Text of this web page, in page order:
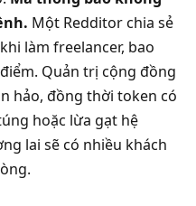
Một Redditor chia sẻ
làm freelancer, bao
Quản trị cộng đồng
hảo, đồng thời token có
hoặc lừa gạt hệ
lai sẽ có nhiều khách